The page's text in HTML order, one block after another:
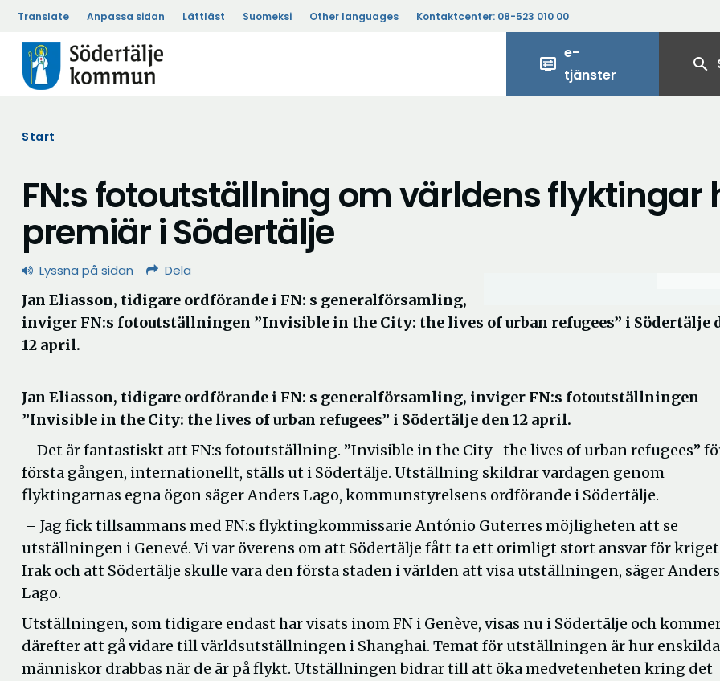
Translate Anpassa sidan Lättläst Suomeksi Other languages Kontaktcenter: 08-523 010 00
display_settings
e-
tjänster
search
Start
FN:s fotoutställning om världens flyktingar
premiär i Södertälje
Lyssna på sidan Dela
Jan Eliasson, tidigare ordförande i FN: s generalförsamling,
inviger FN:s fotoutställningen ”Invisible in the City: the lives of urban refugees” i Södertälje
12 april.
Jan Eliasson, tidigare ordförande i FN: s generalförsamling, inviger FN:s fotoutställningen
”Invisible in the City: the lives of urban refugees” i Södertälje den 12 april.
– Det är fantastiskt att FN:s fotoutställning. ”Invisible in the City- the lives of urban refugees”
första gången, internationellt, ställs ut i Södertälje. Utställning skildrar vardagen genom
flyktingarnas egna ögon säger Anders Lago, kommunstyrelsens ordförande i Södertälje.
– Jag fick tillsammans med FN:s flyktingkommissarie António Guterres möjligheten att se
utställningen i Genevé. Vi var överens om att Södertälje fått ta ett orimligt stort ansvar för
Irak och att Södertälje skulle vara den första staden i världen att visa utställningen, säger Anders
Lago.
Utställningen, som tidigare endast har visats inom FN i Genève, visas nu i Södertälje och
därefter att gå vidare till världsutställningen i Shanghai. Temat för utställningen är hur enskilda
människor drabbas när de är på flykt. Utställningen bidrar till att öka medvetenheten kring det